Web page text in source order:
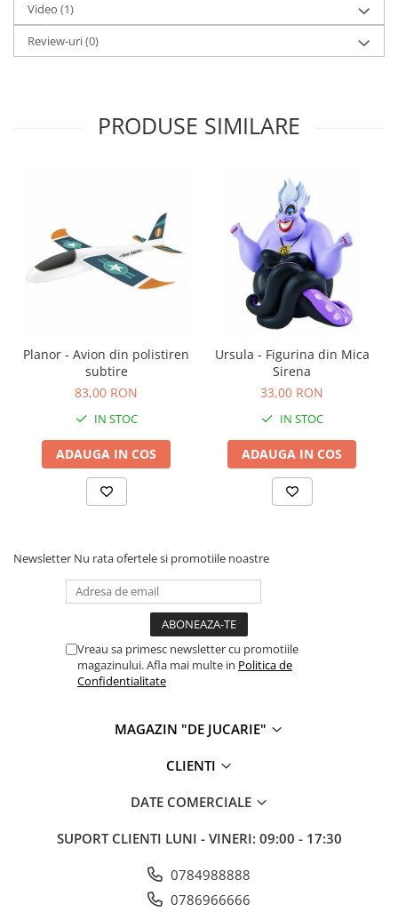
Video (1)
Review-uri(0)
PRODUSE SIMILARE
Planor - Avion din polistiren
subtire
83,00 RON
IN STOC
ADAUGA IN COS
Ursula - Figurina din Mica
Sirena
33,00 RON
IN STOC
ADAUGA IN COS
Newsletter Nu rata ofertele si promotiile noastre
Vreau sa primesc newsletter cu promotiile
magazinului. Afla mai multe in Politica de
Confidentialitate
MAGAZIN "DE JUCARIE"
CLIENTI
DATE COMERCIALE
SUPORT CLIENTI LUNI - VINERI: 09:00 - 17:30
0784988888
0786966666